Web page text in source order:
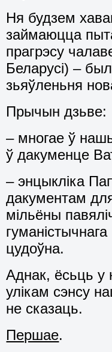
Ня будзем
займаюцца
прагрэсу
Беларусі) –
зьяўленьня
Прычын дзьве:
– многае ў
ў дакуменце
– энцыкліка
дакументам
мільёны
цудоўна.
Аднак, ёсьць у
улікам сэнсу
не сказаць.
Першае.